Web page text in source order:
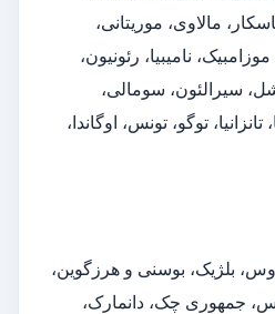
مالاوی، موریتانی،
نامیبیا، رئونیون،
سیرالئون، سومالی،
توگو، تونس، اوگاندا،
بلژیک، بوسنی و هرزگوین،
جمهوری چک، دانمارک،